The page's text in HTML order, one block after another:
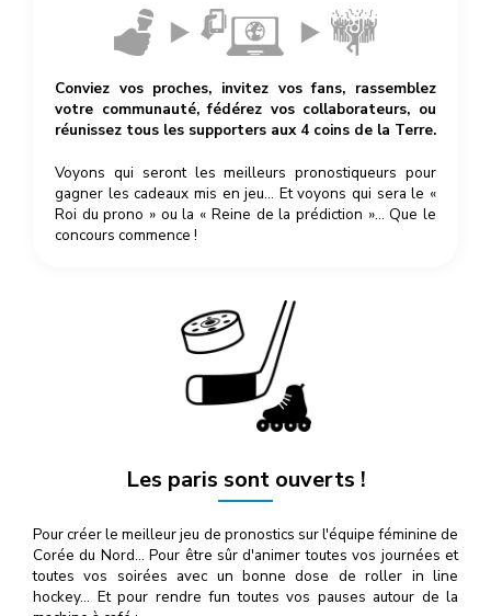
Conviez vos proches, invitez vos fans, rassemblez
votre communauté, fédérez vos collaborateurs, ou
réunissez tous les supporters aux 4 coins de la Terre.
Voyons qui seront les meilleurs pronostiqueurs pour
gagner les cadeaux mis en jeu… Et voyons qui sera le «
Roi du prono » ou la « Reine de la prédiction »… Que le
concours commence !
Les paris sont ouverts !
Pour créer le meilleur jeu de pronostics sur l'équipe féminine de
Corée du Nord… Pour être sûr d'animer toutes vos journées et
toutes vos soirées avec un bonne dose de roller in line
hockey… Et pour rendre fun toutes vos pauses autour de la